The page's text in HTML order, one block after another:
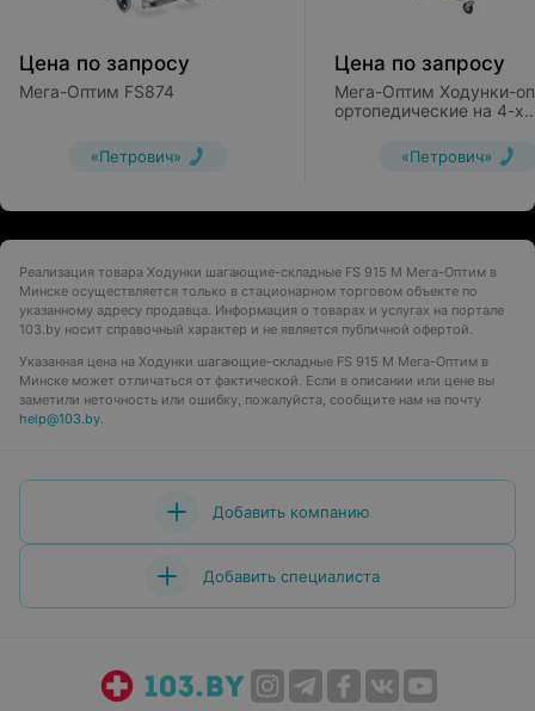
Цена по запросу
Мега-Оптим FS874
«Петрович»
Цена по запросу
Мега-Оптим Ходунки-
ортопедические на 4-х
«Петрович»
Реализация товара Ходунки шагающие-складные FS 915 M Мега-Оптим в
Минске осуществляется только в стационарном торговом объекте по
указанному адресу продавца. Информация о товарах и услугах на портале
103.by носит справочный характер и не является публичной офертой.
Указанная цена на Ходунки шагающие-складные FS 915 M Мега-Оптим в
Минске может отличаться от фактической. Если в описании или цене вы
заметили неточность или ошибку, пожалуйста, сообщите нам на почту
help@103.by.
Добавить компанию
Добавить специалиста